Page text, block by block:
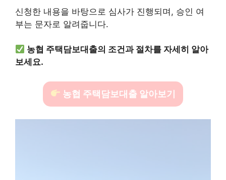
신청한 내용을 바탕으로 심사가 진행되며, 승인 여
부는 문자로 알려줍니다.
농협 주택담보대출의 조건과 절차를 자세히 알아
보세요.
농협 주택담보대출 알아보기